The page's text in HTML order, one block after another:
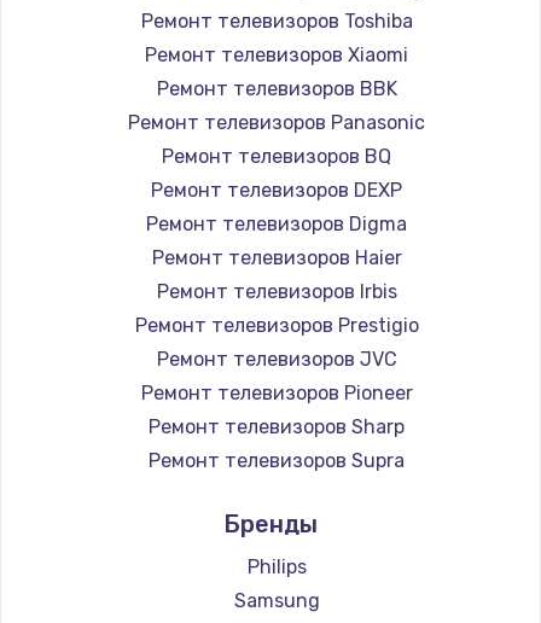
Замена картридера
Заказать
Замена микросхемы NFC
1100 руб.
Заказать
Замена шим-контроллера
3900 руб.
Заказать
1030 руб.
Заказать
Ремонт телевизоров Toshiba
Ремонт телевизоров Xiaomi
Ремонт телевизоров BBK
Ремонт телевизоров Panasonic
Ремонт телевизоров BQ
Ремонт телевизоров DEXP
Ремонт телевизоров Digma
Ремонт телевизоров Haier
Ремонт телевизоров Irbis
Ремонт телевизоров Prestigio
Ремонт телевизоров JVC
Ремонт телевизоров Pioneer
Ремонт телевизоров Sharp
Ремонт телевизоров Supra
Ремонт телевизоров Hisense
Ремонт телевизоров Daewoo
Ремонт телевизоров Centek
Бренды
Philips
Samsung